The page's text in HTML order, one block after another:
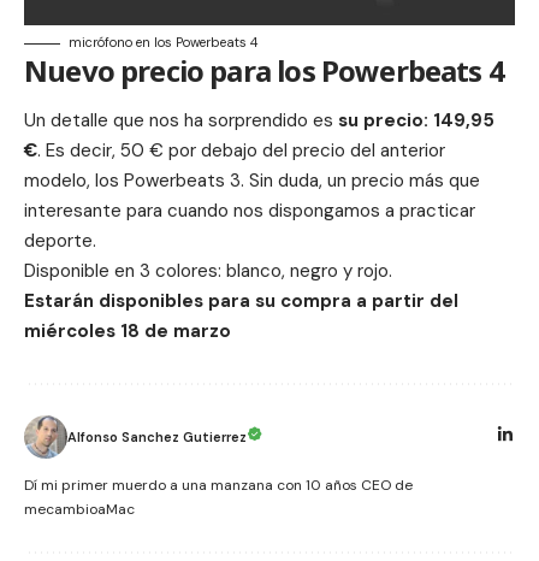
micrófono en los Powerbeats 4
Nuevo precio para los Powerbeats 4
Un detalle que nos ha sorprendido es su precio: 149,95
€. Es decir, 50 € por debajo del precio del anterior
modelo, los Powerbeats 3. Sin duda, un precio más que
interesante para cuando nos dispongamos a practicar
deporte.
Disponible en 3 colores: blanco, negro y rojo.
Estarán disponibles para su compra a partir del
miércoles 18 de marzo
Alfonso Sanchez Gutierrez
Dí mi primer muerdo a una manzana con 10 años CEO de
mecambioaMac